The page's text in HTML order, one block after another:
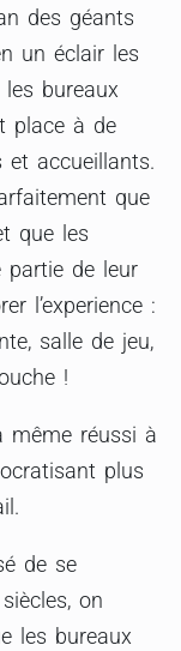
des géants
un éclair les
bureaux
place à de
et accueillants.
que
que les
partie de leur
l’experience :
salle de jeu,
!
même réussi à
plus
de se
on
les bureaux